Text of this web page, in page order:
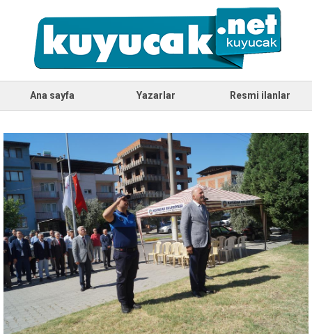
Ana sayfa Yazarlar Resmi ilanlar